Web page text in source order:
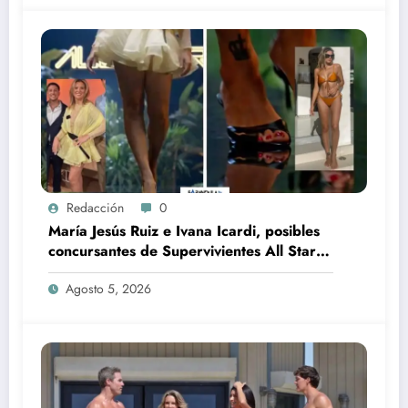
Redacción 0
María Jesús Ruiz e Ivana Icardi, posibles
concursantes de Supervivientes All Stars
3
Agosto 5, 2026